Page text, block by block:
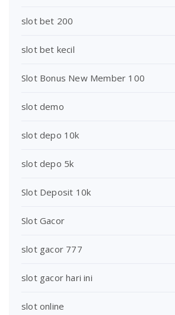
slot bet 200
slot bet kecil
Slot Bonus New Member 100
slot demo
slot depo 10k
slot depo 5k
Slot Deposit 10k
Slot Gacor
slot gacor 777
slot gacor hari ini
slot online